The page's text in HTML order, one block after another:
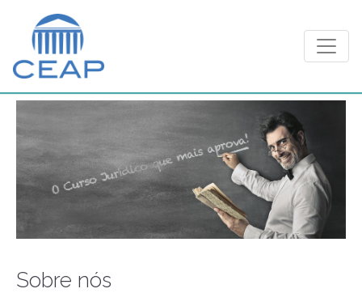
Sobre nós